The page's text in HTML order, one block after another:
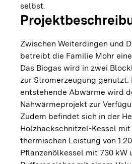
selbst.
Zwischen Weiterdingen und
betreibt die Familie Mohr
Das Biogas wird in zwei
zur Stromerzeugung genutzt.
entstehende Abwärme wird
Nahwärmeprojekt zur
Zudem befindet sich in der
Holzhackschnitzel-Kessel mit
thermischen Leistung von
Pflanzenölkessel mit 730 kW